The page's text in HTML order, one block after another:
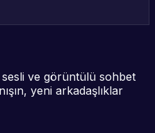
ve görüntülü sohbet
yeni arkadaşlıklar